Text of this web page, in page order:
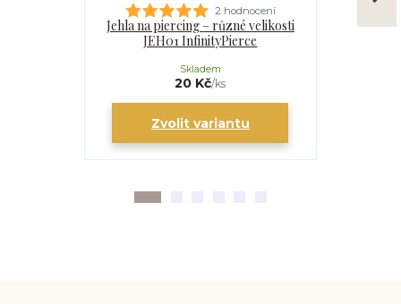
2 hodnocení
Jehla na piercing – různé velikosti
JEH01 InfinityPierce
20 Kč/ks
Skladem
Zvolit variantu